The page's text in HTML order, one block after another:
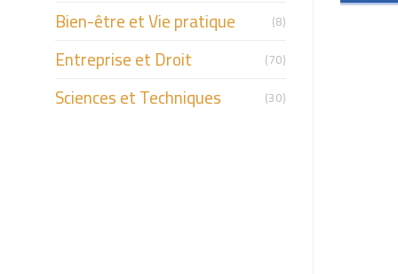
Bien-être et Vie pratique (8)
Entreprise et Droit (70)
Sciences et Techniques (30)